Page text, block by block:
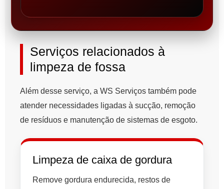
Serviços relacionados à
limpeza de fossa
Além desse serviço, a WS Serviços também pode
atender necessidades ligadas à sucção, remoção
de resíduos e manutenção de sistemas de esgoto.
Limpeza de caixa de gordura
Remove gordura endurecida, restos de